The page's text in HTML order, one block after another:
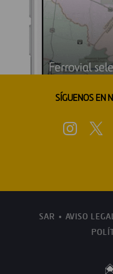
SÍGUENOS EN
SAR AVISO